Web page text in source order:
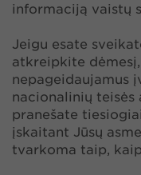
informaciją vaistų
Jeigu esate
atkreipkite
nepageidaujamus
nacionalinių
pranešate
įskaitant Jūsų
tvarkoma taip,